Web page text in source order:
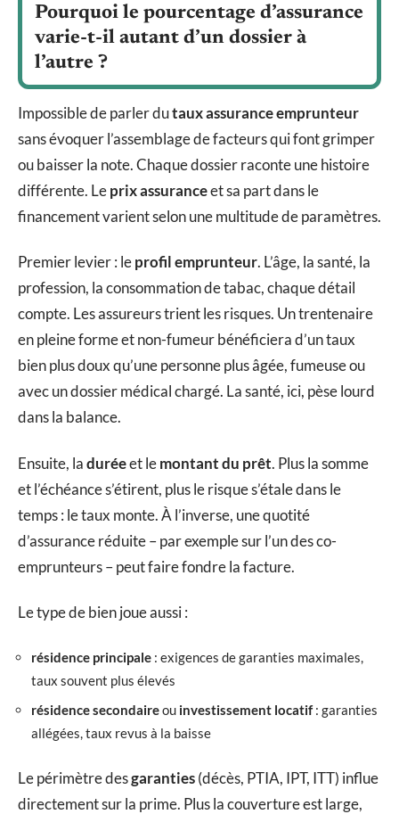
Pourquoi le pourcentage d’assurance
varie-t-il autant d’un dossier à
l’autre ?
Impossible de parler dutaux assurance emprunteur
sans évoquer l’assemblage de facteurs qui font grimper
ou baisser la note. Chaque dossier raconte une histoire
différente. Leprix assuranceet sa part dans le
financement varient selon une multitude de paramètres.
Premier levier : leprofil emprunteur. L’âge, la santé, la
profession, la consommation de tabac, chaque détail
compte. Les assureurs trient les risques. Un trentenaire
en pleine forme et non-fumeur bénéficiera d’un taux
bien plus doux qu’une personne plus âgée, fumeuse ou
avec un dossier médical chargé. La santé, ici, pèse lourd
dans la balance.
Ensuite, laduréeet lemontant du prêt. Plus la somme
et l’échéance s’étirent, plus le risque s’étale dans le
temps : le taux monte. À l’inverse, une quotité
d’assurance réduite – par exemple sur l’un des co-
emprunteurs – peut faire fondre la facture.
Le type de bien joue aussi :
résidence principale : exigences de garanties maximales,
taux souvent plus élevés
résidence secondaireou investissement locatif: garanties
allégées, taux revus à la baisse
Le périmètre desgaranties(décès, PTIA, IPT, ITT) influe
directement sur la prime. Plus la couverture est large,